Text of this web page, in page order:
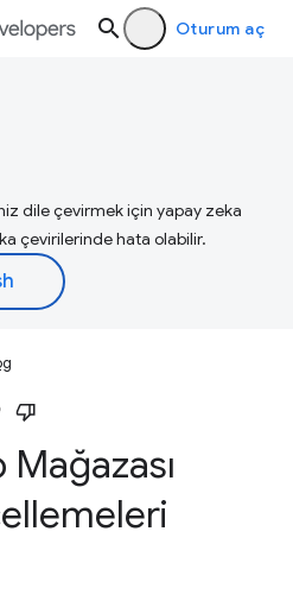
Oturum aç
dile çevirmek için yapay zeka
çevirilerinde hata olabilir.